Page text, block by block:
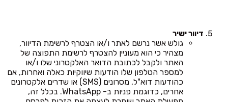
דיוור ישיר
גולש אשר נרשם לאתר ו/או הצטרף לרשימת הדיוור,
מצהיר כי הוא מעוניין להצטרף לרשימת התפוצה של
האתר ולקבל לכתובת הדואר האלקטרוני שלו ו/או
למספר הטלפון שלו הודעות שיווקיות כאלה ואחרות, אם
כהודעות דוא"ל, מסרונים (SMS) או שדרים אלקטרונים
אחרים, כדוגמת פניות ב- WhatsApp. בכלל זה,